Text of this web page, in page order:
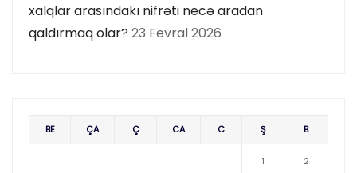
xalqlar arasındakı nifrəti necə aradan
qaldırmaq olar? 23 Fevral 2026
BE ÇA Ç CA C Ş B
1 2